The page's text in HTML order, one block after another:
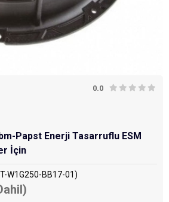
0.0
Papst Enerji Tasarruflu ESM
İçin
W1G250-BB17-01)